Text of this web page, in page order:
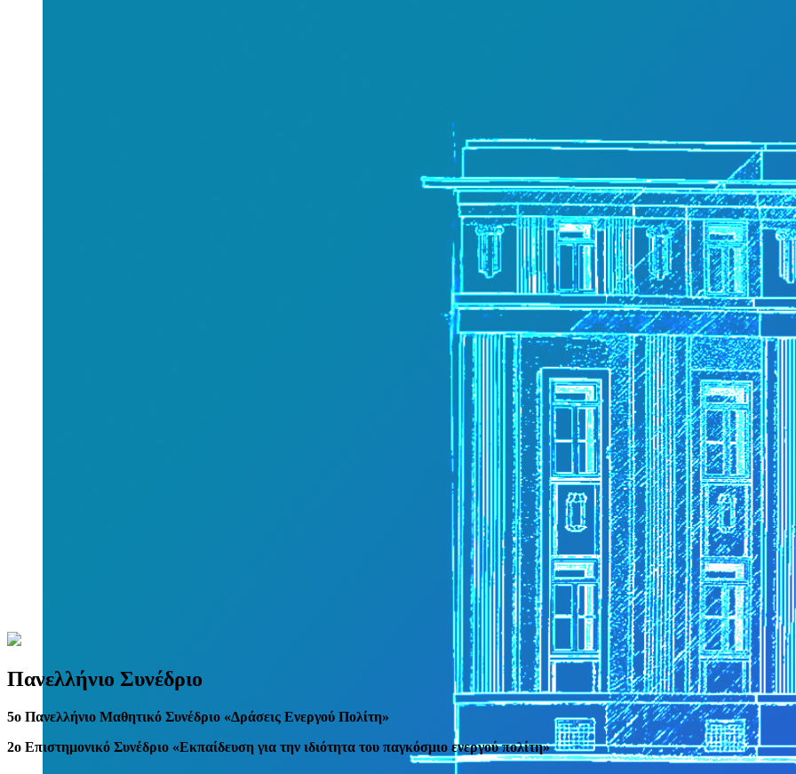
Πανελλήνιο Συνέδριο
5o Πανελλήνιο Μαθητικό Συνέδριο «Δράσεις Ενεργού Πολίτη»
2ο Επιστημονικό Συνέδριο «Εκπαίδευση για την ιδιότητα του παγκόσμιο ενεργού πολίτη»